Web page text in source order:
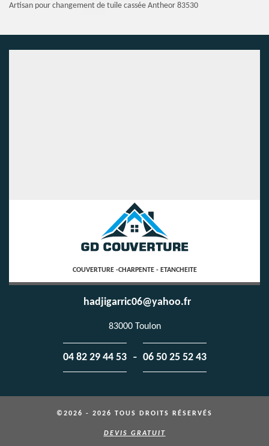
Artisan pour changement de tuile cassée Antheor 83530
COUVERTURE -CHARPENTE - ETANCHEITE
hadjigarric06@yahoo.fr
83000 Toulon
04 82 29 44 53 - 06 50 25 52 43
©2026 - 2026 TOUS DROITS RÉSERVÉS
DEVIS GRATUIT